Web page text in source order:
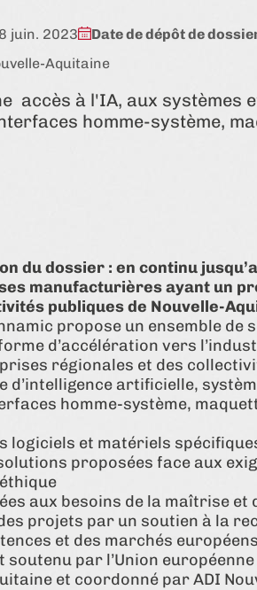
juin. 2023 Date de dépôt de
Aquitaine
accès à l'IA, aux
homme-système,
du dossier : en continu
manufacturières ayant un
publiques de Nouvelle-
propose un ensemble
d’accélération vers
régionales et des
d’intelligence artificielle,
homme-système,
logiciels et matériels
proposées face aux
aux besoins de la maîtrise et
projets par un soutien à la
et des marchés européens
soutenu par l’Union
et coordonné par ADI